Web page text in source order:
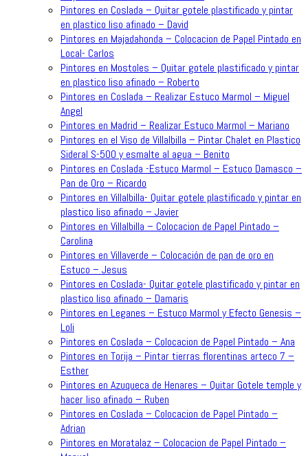
Pintores en Coslada – Quitar gotele plastificado y pintar
en plastico liso afinado – David
Pintores en Majadahonda – Colocacion de Papel Pintado en
Local- Carlos
Pintores en Mostoles – Quitar gotele plastificado y pintar
en plastico liso afinado – Roberto
Pintores en Coslada – Realizar Estuco Marmol – Miguel
Angel
Pintores en Madrid – Realizar Estuco Marmol – Mariano
Pintores en el Viso de Villalbilla – Pintar Chalet en Plastico
Sideral S-500 y esmalte al agua – Benito
Pintores en Coslada -Estuco Marmol – Estuco Damasco –
Pan de Oro – Ricardo
Pintores en Villalbilla- Quitar gotele plastificado y pintar en
plastico liso afinado – Javier
Pintores en Villalbilla – Colocacion de Papel Pintado –
Carolina
Pintores en Villaverde – Colocación de pan de oro en
Estuco – Jesus
Pintores en Coslada- Quitar gotele plastificado y pintar en
plastico liso afinado – Damaris
Pintores en Leganes – Estuco Marmol y Efecto Genesis –
Loli
Pintores en Coslada – Colocacion de Papel Pintado – Ana
Pintores en Torija – Pintar tierras florentinas arteco 7 –
Esther
Pintores en Azuqueca de Henares – Quitar Gotele temple y
hacer liso afinado – Ruben
Pintores en Coslada – Colocacion de Papel Pintado –
Adrian
Pintores en Moratalaz – Colocacion de Papel Pintado –